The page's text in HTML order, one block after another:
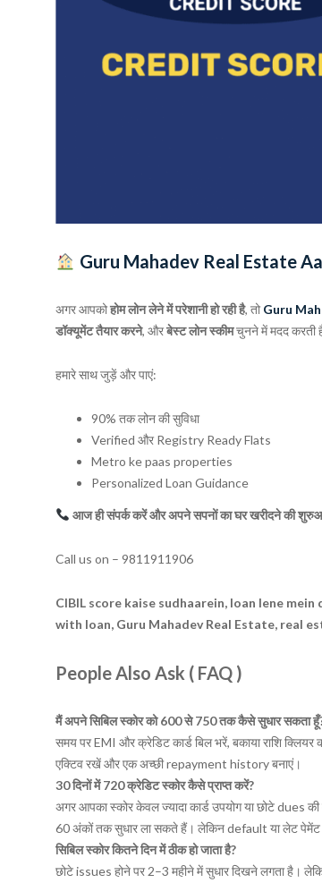
Guru Mahadev Real Estate
अगर आपकोहोम लोन लेने में परेशानी हो रही है, तोGuru
डॉक्यूमेंट तैयार करने, औरबेस्ट लोन स्कीमचुनने में मदद करती
हमारे साथ जुड़ें और पाएं:
90% तक लोन की सुविधा
Verified और Registry Ready Flats
Metro ke paas properties
Personalized Loan Guidance
आज ही संपर्क करें और अपने सपनों का घर खरीदने की
Call us on – 9811911906
CIBIL score kaise sudhaarein, loan lene
with loan, Guru Mahadev Real Estate, real
People Also Ask ( FAQ )
मैं अपने सिबिल स्कोर को 600 से 750 तक कैसे सुधार सकता
समय पर EMI और क्रेडिट कार्ड बिल भरें, बकाया राशि
एक्टिव रखें और एक अच्छी repayment history बनाएं।
30 दिनों में 720 क्रेडिट स्कोर कैसे प्राप्त करें?
अगर आपका स्कोर केवल ज्यादा कार्ड उपयोग या छोटे
60 अंकों तक सुधार ला सकते हैं। लेकिन default या लेट पेमेंट
सिबिल स्कोर कितने दिन में ठीक हो जाता है?
छोटे issues होने पर 2–3 महीने में सुधार दिखने लगता है।